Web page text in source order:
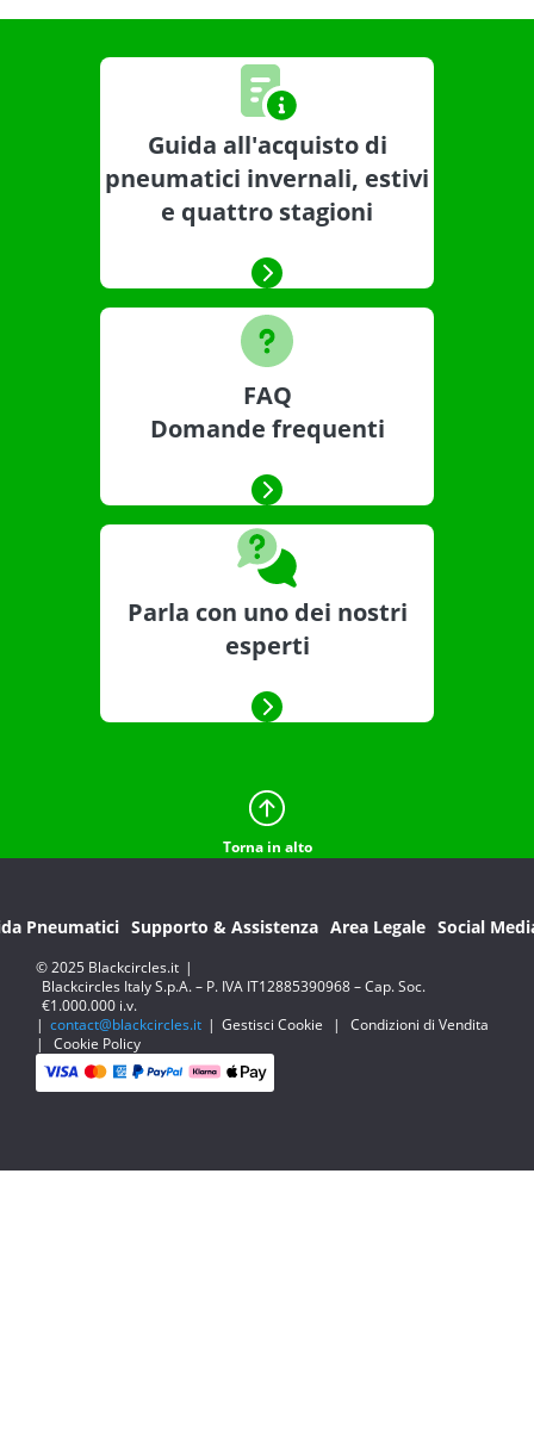
Guida all'acquisto di
pneumatici invernali, estivi
e quattro stagioni
FAQ
Domande frequenti
Parla con uno dei nostri
esperti
Torna in alto
Pneumatici Supporto & Assistenza Area Legale Social
© 2025 Blackcircles.it |
Blackcircles Italy S.p.A. – P. IVA IT12885390968 – Cap. Soc.
€1.000.000 i.v.
| contact@blackcircles.it | Gestisci Cookie |
Condizioni di Vendita
|
Cookie Policy